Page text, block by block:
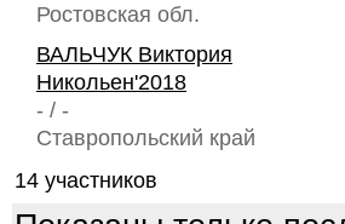
Ростовская обл.
ВАЛЬЧУК Виктория
Никольен'2018
- / -
Ставропольский край
14 участников